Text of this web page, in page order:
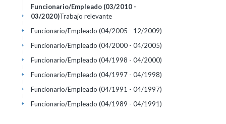
Funcionario/Empleado (03/2010 -
03/2020)Trabajo relevante
+
Funcionario/Empleado (04/2005 - 12/2009)
+
Funcionario/Empleado (04/2000 - 04/2005)
+
Funcionario/Empleado (04/1998 - 04/2000)
+
Funcionario/Empleado (04/1997 - 04/1998)
+
Funcionario/Empleado (04/1991 - 04/1997)
+
Funcionario/Empleado (04/1989 - 04/1991)
+